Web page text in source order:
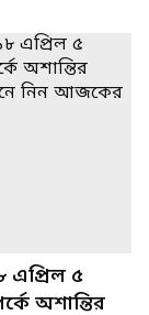
এপ্রিল ৫
অশান্তির